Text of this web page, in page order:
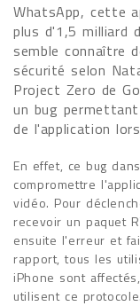
WhatsApp, cette
plus d'1,5 milliard
semble connaître
sécurité selon
Project Zero de
un bug
de l'application
En effet, ce bug
compromettre
vidéo. Pour
recevoir un paquet
ensuite l'erreur et
rapport, tous les
iPhone sont
utilisent ce protocole.